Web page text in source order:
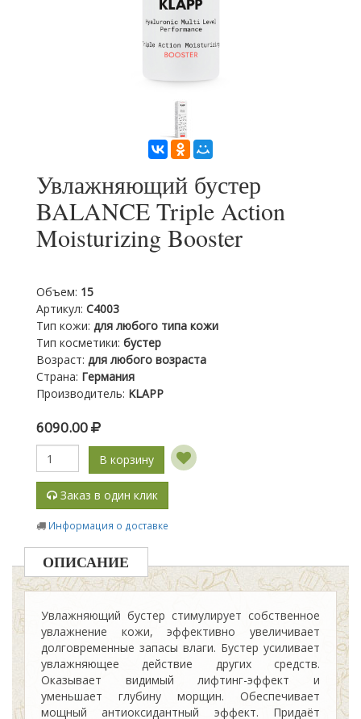
Увлажняющий бустер
BALANCE Triple Action
Moisturizing Booster
Объем: 15
Артикул: C4003
Тип кожи: для любого типа кожи
Тип косметики: бустер
Возраст: для любого возраста
Страна: Германия
Производитель: KLAPP
6090.00
В корзину
Заказ в один клик
Информация о доставке
ОПИСАНИЕ
Увлажняющий бустер стимулирует собственное
увлажнение кожи, эффективно увеличивает
долговременные запасы влаги. Бустер усиливает
увлажняющее действие других средств.
Оказывает видимый лифтинг-эффект и
уменьшает глубину морщин. Обеспечивает
мощный антиоксидантный эффект. Придаёт